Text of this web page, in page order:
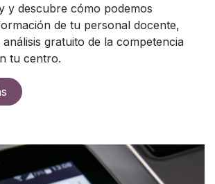
y descubre cómo podemos
de tu personal docente,
gratuito de la competencia
tu centro.